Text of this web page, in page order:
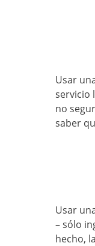
Usar
servicio
no
saber
Usar
– sólo
hecho,